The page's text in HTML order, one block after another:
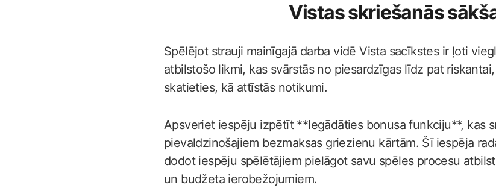
Vistas skriešanās
Spēlējot strauji mainīgajā darba vidē Vista sacīkstes ir ļoti
atbilstošo likmi, kas svārstās no piesardzīgas līdz pat
skatieties, kā attīstās notikumi.
Apsveriet iespēju izpētīt **Iegādāties bonusa funkciju**, kas
pievaldzinošajiem bezmaksas griezienu kārtām. Šī iespēja
dodot iespēju spēlētājiem pielāgot savu spēles procesu
un budžeta ierobežojumiem.